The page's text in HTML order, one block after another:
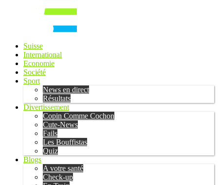
Suisse
International
Economie
Société
Sport
News en direct
Résultats
Divertissement
Copin Comme Cochon
Cute-News
Fails
Les Bouffistas
Quiz
Blogs
A votre santé
Check-up